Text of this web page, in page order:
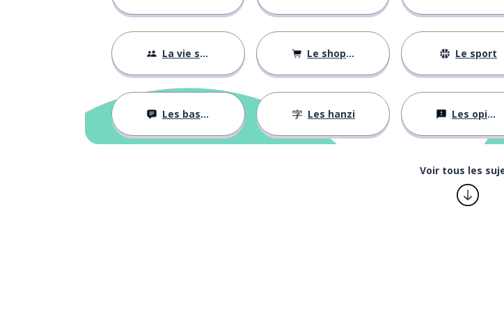
La vie sociale Le shopping Le sport
Les bases Les hanzi Les opinions
Voir tous les